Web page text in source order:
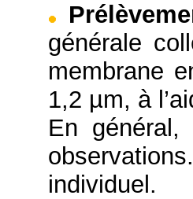
générale
membrane
1,2 µm, à
En général,
individuel.